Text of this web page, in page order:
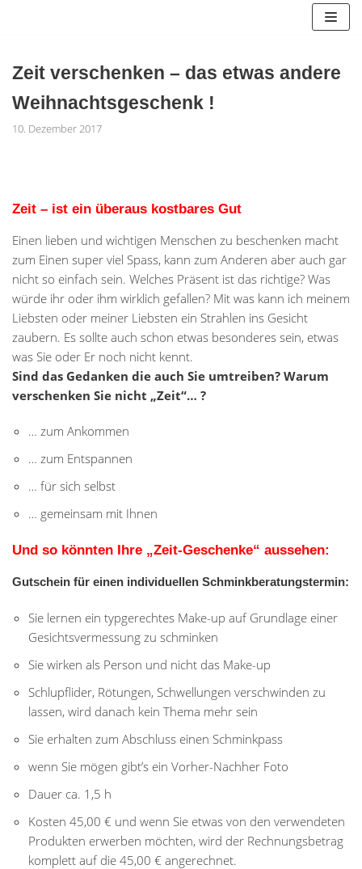
Zeit verschenken – das etwas andere
Weihnachtsgeschenk !
10. Dezember 2017
Zeit – ist ein überaus kostbares Gut
Einen lieben und wichtigen Menschen zu beschenken macht
zum Einen super viel Spass, kann zum Anderen aber auch gar
nicht so einfach sein. Welches Präsent ist das richtige? Was
würde ihr oder ihm wirklich gefallen? Mit was kann ich meinem
Liebsten oder meiner Liebsten ein Strahlen ins Gesicht
zaubern. Es sollte auch schon etwas besonderes sein, etwas
was Sie oder Er noch nicht kennt.
Sind das Gedanken die auch Sie umtreiben? Warum
verschenken Sie nicht „Zeit“… ?
… zum Ankommen
… zum Entspannen
… für sich selbst
… gemeinsam mit Ihnen
Und so könnten Ihre „Zeit-Geschenke“ aussehen:
Gutschein für einen individuellen Schminkberatungstermin:
Sie lernen ein typgerechtes Make-up auf Grundlage einer
Gesichtsvermessung zu schminken
Sie wirken als Person und nicht das Make-up
Schlupflider, Rötungen, Schwellungen verschwinden zu
lassen, wird danach kein Thema mehr sein
Sie erhalten zum Abschluss einen Schminkpass
wenn Sie mögen gibt’s ein Vorher-Nachher Foto
Dauer ca. 1,5 h
Kosten 45,00 € und wenn Sie etwas von den verwendeten
Produkten erwerben möchten, wird der Rechnungsbetrag
komplett auf die 45,00 € angerechnet.